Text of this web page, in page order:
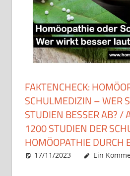
FAKTENCHECK:
SCHULMEDIZIN – WER
STUDIEN BESSER AB? /
1200 STUDIEN DER
HOMÖOPATHIE DURCH
17/11/2023 Christian J.
Allgemein
Ein